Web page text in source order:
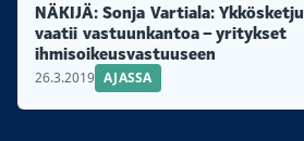
NÄKIJÄ: Sonja Vartiala: Ykkösketju
vaatii vastuunkantoa – yritykset
ihmisoikeusvastuuseen
26.3.2019 AJASSA